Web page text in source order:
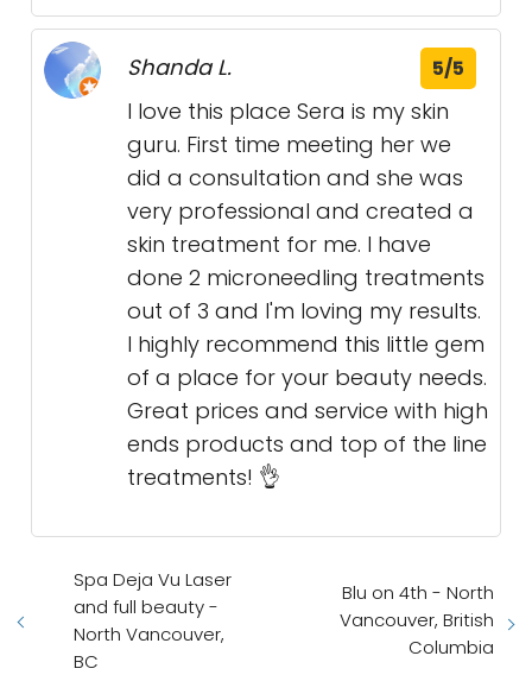
Shanda L. 5/5
I love this place Sera is my skin
guru. First time meeting her we
did a consultation and she was
very professional and created a
skin treatment for me. I have
done 2 microneedling treatments
out of 3 and I'm loving my results.
I highly recommend this little gem
of a place for your beauty needs.
Great prices and service with high
ends products and top of the line
treatments! 👌
Spa Deja Vu Laser
and full beauty -
North Vancouver,
BC
Blu on 4th - North
Vancouver, British
Columbia